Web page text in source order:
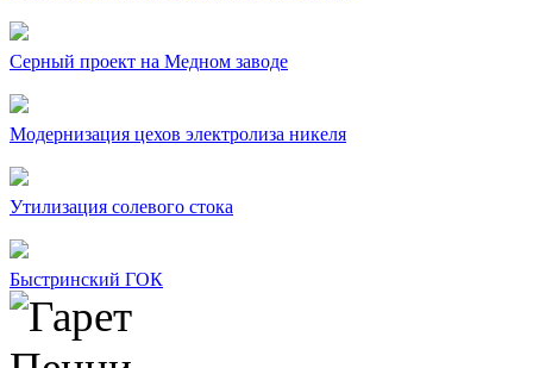
Серный проект на Медном заводе
Модернизация цехов электролиза никеля
Утилизация солевого стока
Быстринский ГОК